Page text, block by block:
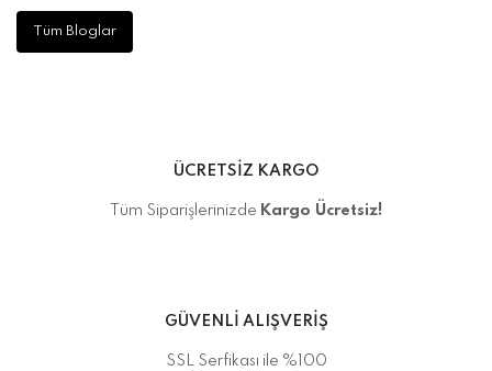
Tüm Bloglar
ÜCRETSİZ KARGO
Tüm Siparişlerinizde Kargo Ücretsiz!
GÜVENLİ ALIŞVERİŞ
SSL Serfikası ile %100